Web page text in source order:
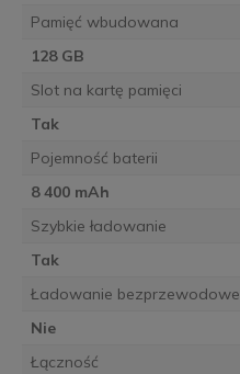
Pamięć wbudowana
128 GB
Slot na kartę pamięci
Tak
Pojemność baterii
8 400 mAh
Szybkie ładowanie
Tak
Ładowanie bezprzewodowe
Nie
Łączność